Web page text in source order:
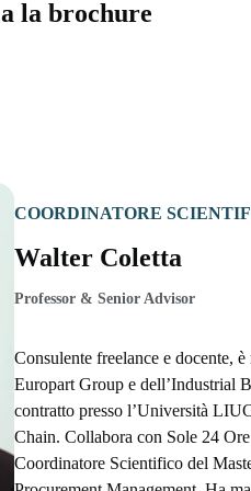
la brochure
COORDINATORE
Walter Coletta
Professor & Senior Advisor
Consulente freelance e docente,
Europart Group e dell’Industrial
contratto presso l’Università
Chain. Collabora con Sole 24
Coordinatore Scientifico del